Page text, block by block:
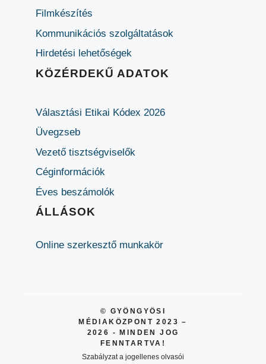
Filmkészítés
Kommunikációs szolgáltatások
Hirdetési lehetőségek
KÖZÉRDEKŰ ADATOK
Választási Etikai Kódex 2026
Üvegzseb
Vezető tisztségviselők
Céginformációk
Éves beszámolók
ÁLLÁSOK
Online szerkesztő munkakör
© GYÖNGYÖSI
MÉDIAKÖZPONT 2023 –
2026 - MINDEN JOG
FENNTARTVA!
Szabályzat a jogellenes olvasói